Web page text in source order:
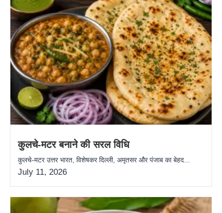
कुलचे-मटर बनाने की सरल विधि
कुलचे-मटर उत्तर भारत, विशेषकर दिल्ली, अमृतसर और पंजाब का बेहद...
July 11, 2026